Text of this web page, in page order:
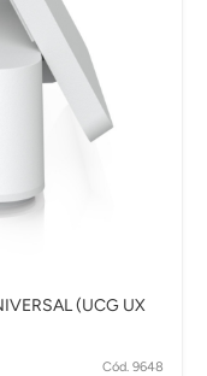
(UCG UX
Cód. 9648